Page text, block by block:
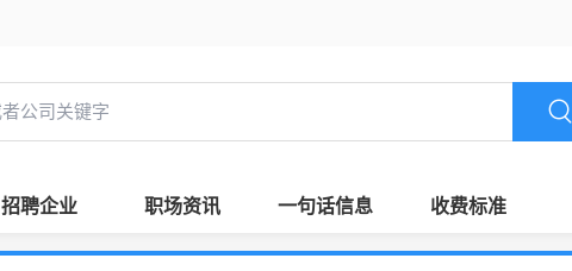
招聘企业 职场资讯 一句话信息 收费标准